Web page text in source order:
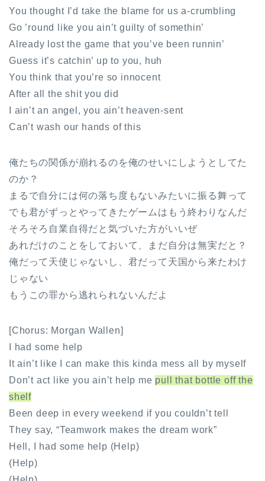
You thought I’d take the blame for us a-crumbling
Go ’round like you ain’t guilty of somethin’
Already lost the game that you’ve been runnin’
Guess it’s catchin’ up to you, huh
You think that you’re so innocent
After all the shit you did
I ain’t an angel, you ain’t heaven-sent
Can’t wash our hands of this
俺たちの関係が崩れるのを俺のせいにしようとしてた
のか？
まるで自分には何の落ち度もないみたいに振る舞って
でも君がずっとやってきたゲームはもう終わりなんだ
そろそろ自業自得だと気づいた方がいいぜ
あれだけのことをしておいて、まだ自分は無実だと？
俺だって天使じゃないし、君だって天国から来たわけ
じゃない
もうこの罪から逃れられないんだよ
[Chorus: Morgan Wallen]
I had some help
It ain’t like I can make this kinda mess all by myself
Don’t act like you ain’t help me pull that bottle off the
shelf
Been deep in every weekend if you couldn’t tell
They say, “Teamwork makes the dream work”
Hell, I had some help (Help)
(Help)